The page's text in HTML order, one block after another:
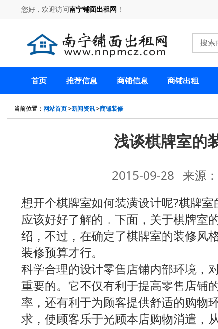
您好，欢迎访问南宁铺面出租网 ！
首页 推荐信息 商铺信息 商铺出租
当前位置： 网站首页>新闻资讯>商铺装修
浅谈棋牌室的
2015-09-28 来源
想开个棋牌室如何装潢设计呢?棋牌
应该好好了解的，下面，关于棋牌室
绍，不过，在确定了棋牌室的装修风
装修预算才行。
科学合理的设计零售店铺内部环境，
重要的。它不仅有利于提高零售店铺
率，还有利于为顾客提供舒适的购物
求，使顾客乐于光顾本店购物消遣，